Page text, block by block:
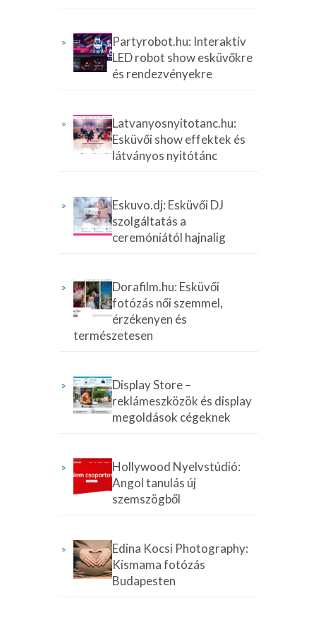
Partyrobot.hu: Interaktív
LED robot show esküvőkre
és rendezvényekre
Latvanyosnyitotanc.hu:
Esküvői show effektek és
látványos nyitótánc
Eskuvo.dj: Esküvői DJ
szolgáltatás a
ceremóniától hajnalig
Dorafilm.hu: Esküvői
fotózás női szemmel,
érzékenyen és
természetesen
Display Store –
reklámeszközök és display
megoldások cégeknek
Hollywood Nyelvstúdió:
Angol tanulás új
szemszögből
Edina Kocsi Photography:
Kismama fotózás
Budapesten